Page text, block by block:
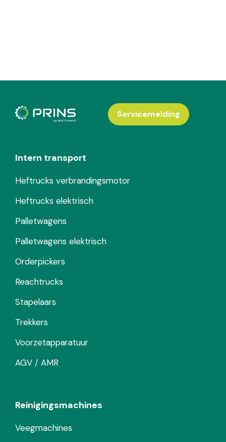
Intern transport
Heftrucks verbrandingsmotor
Heftrucks elektrisch
Palletwagens
Palletwagens elektrisch
Orderpickers
Reachtrucks
Stapelaars
Trekkers
Voorzetapparatuur
AGV / AMR
Reinigingsmachines
Veegmachines
Servicemelding